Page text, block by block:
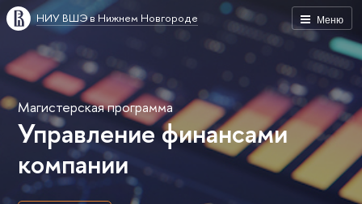
Меню
НИУ ВШЭ в Нижнем Новгороде
Магистерская программа
Управление финансами
компании